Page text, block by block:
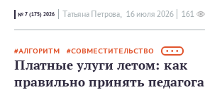
№ 7 (175) 2026 Татьяна Петрова, 16 июля 2026 161
АЛГОРИТМ СОВМЕСТИТЕЛЬСТВО • • •
Платные улуги летом: как
правильно принять педагога